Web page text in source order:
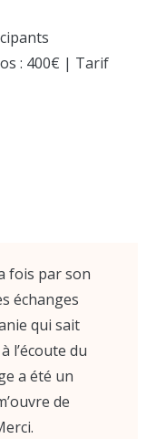
: 400€ | Tarif
fois par son
échanges
qui sait
l’écoute du
a été un
de